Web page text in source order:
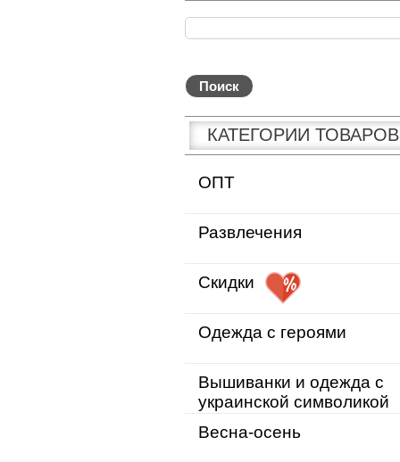
КАТЕГОРИИ
ОПТ
Развлечения
Скидки
Одежда с героями
Вышиванки и одежда с
украинской символикой
Весна-осень